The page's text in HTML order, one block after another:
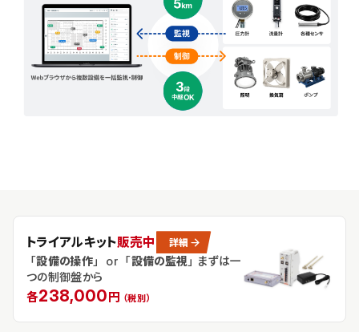
トライアルキット販売中 詳細
「設備の操作」 or 「設備の監視」 まずは一
つの制御盤から
各238,000円 （税別）